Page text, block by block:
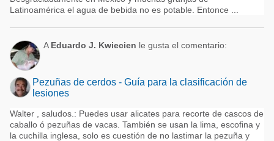
Latinoamérica el agua de bebida no es potable. Entonce ...
A Eduardo J. Kwiecien le gusta el comentario:
Pezuñas de cerdos - Guía para la clasificación de
lesiones
Walter , saludos.: Puedes usar alicates para recorte de cascos de
caballo ó pezuñas de vacas. También se usan la lima, escofina y
la cuchilla inglesa, solo es cuestión de no lastimar la pezuña y